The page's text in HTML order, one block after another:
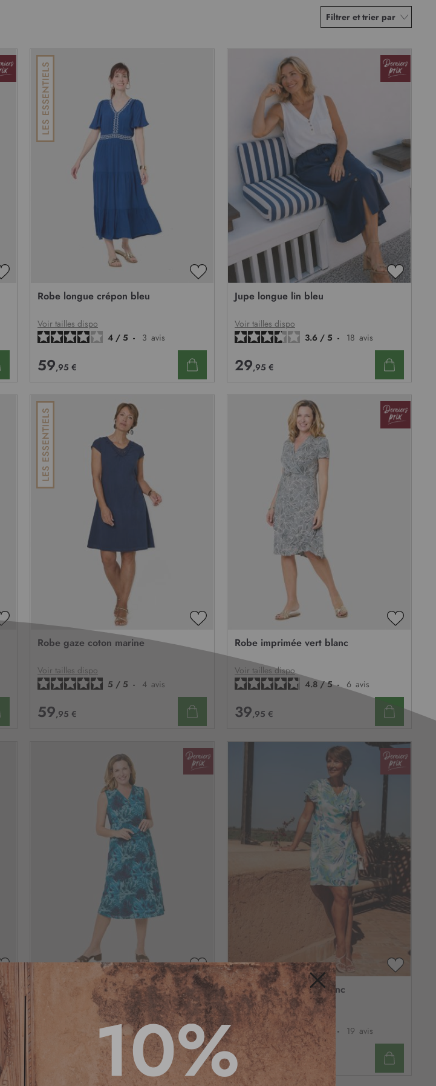
D’ENVIE
AJOUTER
D’ENVIE
Robe longue crépon bleu
Voir tailles dispo
4 / 5 - 3 avis
59,95 €
Jupe longue lin bleu
Voir tailles dispo
3.6 / 5 - 18 avis
29,95 €
D’ENVIE
MA
LISTE
D’ENVIE
Robe gaze coton marine
Voir tailles dispo
5 / 5 - 4 avis
59,95 €
Robe imprimée vert blanc
Voir tailles dispo
4.8 / 5- 6 avis
39,95 €
AJOUTER
À
MA
LISTE
D’ENVIE
AJOUTER
À
MA
LISTE
D’ENVIE
Robe longue motif bleu
3.3
/ 5- 4 avis
Robe imprimé bleu blanc
Voir tailles dispo
4.3 / 5 - 19 avis
39,95 €
Filtrer et trier par
Fermer
10%